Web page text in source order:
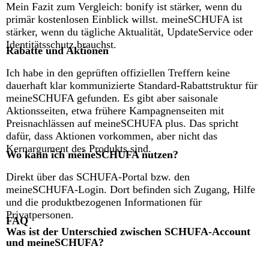
Mein Fazit zum Vergleich: bonify ist stärker, wenn du
primär kostenlosen Einblick willst. meineSCHUFA ist
stärker, wenn du tägliche Aktualität, UpdateService oder
Identitätsschutz brauchst.
Rabatte und Aktionen
Ich habe in den geprüften offiziellen Treffern keine
dauerhaft klar kommunizierte Standard-Rabattstruktur für
meineSCHUFA gefunden. Es gibt aber saisonale
Aktionsseiten, etwa frühere Kampagnenseiten mit
Preisnachlässen auf meineSCHUFA plus. Das spricht
dafür, dass Aktionen vorkommen, aber nicht das
Kernargument des Produkts sind.
Wo kann ich meineSCHUFA nutzen?
Direkt über das SCHUFA-Portal bzw. den
meineSCHUFA-Login. Dort befinden sich Zugang, Hilfe
und die produktbezogenen Informationen für
Privatpersonen.
FAQ
Was ist der Unterschied zwischen SCHUFA-Account
und meineSCHUFA?